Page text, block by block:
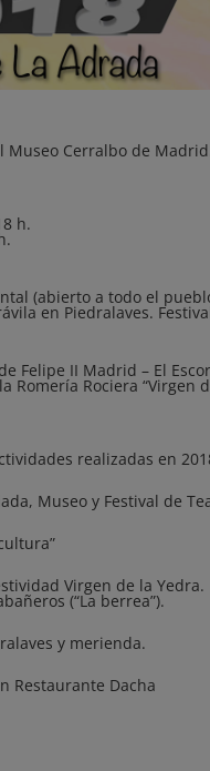
Museo Cerralbo de
h.
(abierto a todo el
en Piedralaves.
Felipe II Madrid – El
Romería Rociera “Virgen
realizadas en
Museo y Festival de
Virgen de la Yedra.
(“La berrea”).
y merienda.
Restaurante Dacha